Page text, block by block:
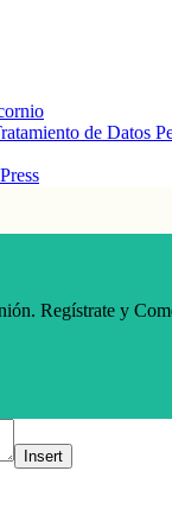
de Datos
Regístrate y
Insert